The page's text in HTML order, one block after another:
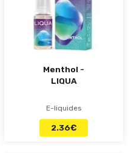
Menthol -
LIQUA
E-liquides
2.36€